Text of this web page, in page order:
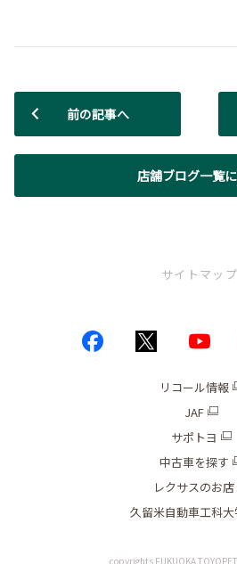
前の記事へ
店舗ブログ一覧
サイトマップ
リコール情報
JAF
サポトヨ
中古車を探す
レクサスのお店
久留米自動車工科
copyrights FUKUOKA